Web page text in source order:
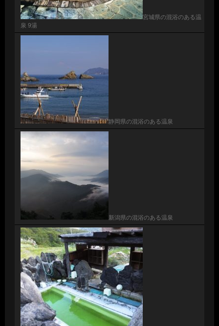
宮城県の混浴のある温
泉 9湯
静岡県の混浴のある温泉
新潟県の混浴のある温泉